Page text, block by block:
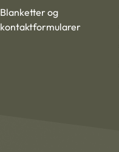
Blanketter og
kontaktformularer